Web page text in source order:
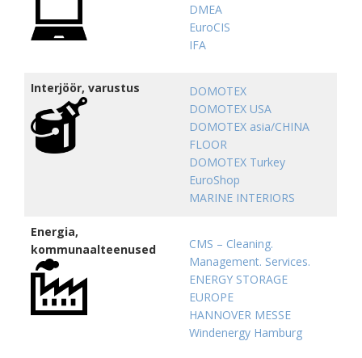
DMEA
EuroCIS
IFA
Interjöör, varustus
DOMOTEX
DOMOTEX USA
DOMOTEX asia/CHINA
FLOOR
DOMOTEX Turkey
EuroShop
MARINE INTERIORS
Energia,
kommunaalteenused
CMS – Cleaning.
Management. Services.
ENERGY STORAGE
EUROPE
HANNOVER MESSE
Windenergy Hamburg